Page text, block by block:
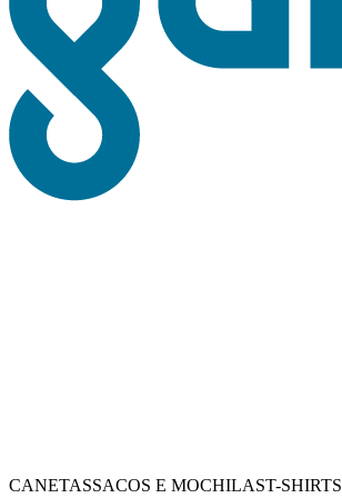
CANETASSACOS E MOCHILAST-SHIRTS